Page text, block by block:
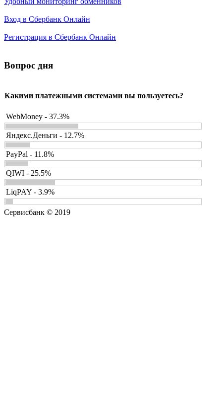
Вход в Сбербанк Онлайн
Регистрация в Сбербанк Онлайн
Вопрос дня
Какими платежными системами вы пользуетесь?
WebMoney - 37.3%
Яндекс.Деньги - 12.7%
PayPal - 11.8%
QIWI - 25.5%
LiqPAY - 3.9%
Сервисбанк © 2019